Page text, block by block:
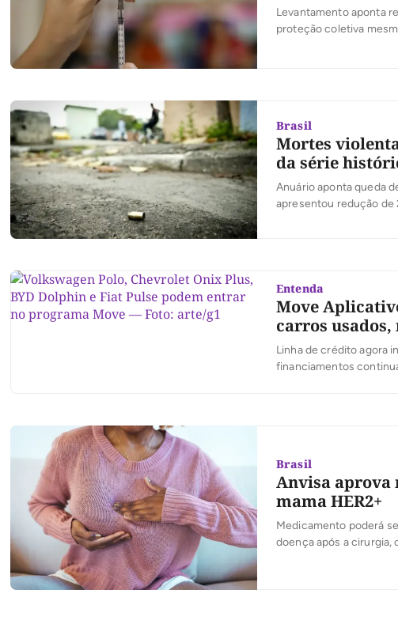
Levantamento aponta
proteção coletiva
Brasil
Mortes
da série
Anuário aponta queda
apresentou redução de
Entenda
Move
carros
Linha de crédito agora
financiamentos
Brasil
Anvisa aprova
mama HER2+
Medicamento poderá
doença após a cirurgia,